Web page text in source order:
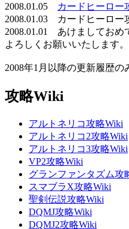
2008.01.05
カードヒーロー
2008.01.03 カードヒーロー
2008.01.01 あけましておめ
よろしくお願いいたします。
2008年1月以降の更新履歴の
攻略Wiki
アルトネリコ攻略Wiki
アルトネリコ2攻略Wiki
アルトネリコ3攻略Wiki
VP2攻略Wiki
グランファンタズム攻
スマブラX攻略Wiki
聖剣伝説攻略Wiki
DQMJ攻略Wiki
DQMJ2攻略Wiki